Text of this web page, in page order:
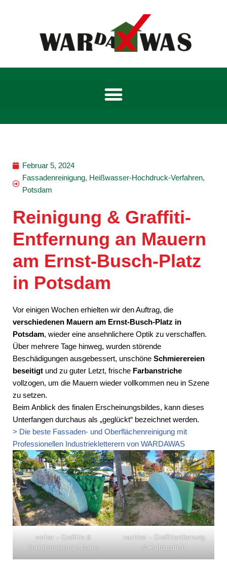
Februar 5, 2024
Fassadenreinigung, Heißwasser-Hochdruck-Verfahren,
Potsdam
Reinigung & Graffiti-
Entfernung an Mauern
am Ernst-Busch-Platz
in Potsdam
Vor einigen Wochen erhielten wir den Auftrag, die
verschiedenen Mauern am Ernst-Busch-Platz in
Potsdam, wieder eine ansehnlichere Optik zu verschaffen.
Über mehrere Tage hinweg, wurden störende
Beschädigungen ausgebessert, unschöne Schmierereien
beseitigt und zu guter Letzt, frische Farbanstriche
vollzogen, um die Mauern wieder vollkommen neu in Szene
zu setzen.
Beim Anblick des finalen Erscheinungsbildes, kann dieses
Unterfangen durchaus als „geglückt“ bezeichnet werden.
> Die beste Fassaden- und Oberflächenreinigung mit
Professionellen Industriekletterern von WARDAWAS
vorher – Graffitie &
Schmierereien an Mauer
nachher – Graffitientfernung
& Farbanstrich